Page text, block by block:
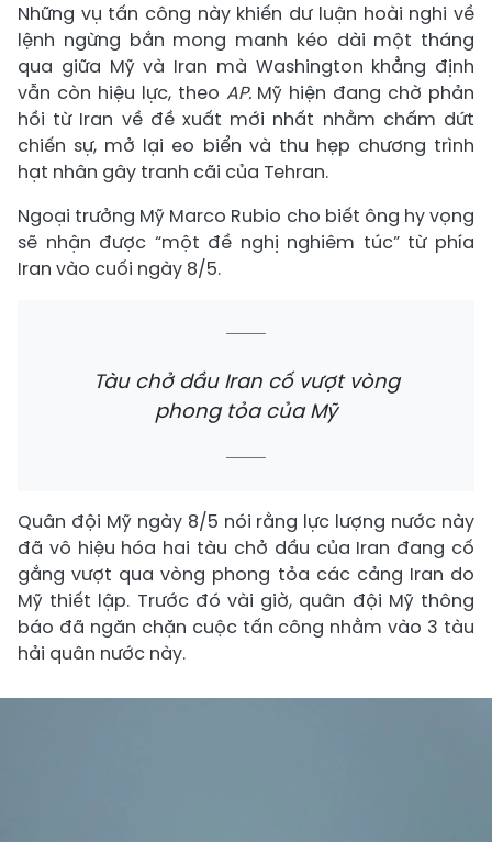
Những vụ tấn công này khiến dư luận hoài nghi về
lệnh ngừng bắn mong manh kéo dài một tháng
qua giữa Mỹ và Iran mà Washington khẳng định
vẫn còn hiệu lực, theo AP.Mỹ hiện đang chờ phản
hồi từ Iran về đề xuất mới nhất nhằm chấm dứt
chiến sự, mở lại eo biển và thu hẹp chương trình
hạt nhân gây tranh cãi của Tehran.
Ngoại trưởng Mỹ Marco Rubio cho biết ông hy vọng
sẽ nhận được “một đề nghị nghiêm túc” từ phía
Iran vào cuối ngày 8/5.
Tàu chở dầu Iran cố vượt vòng
phong tỏa của Mỹ
Quân đội Mỹ ngày 8/5 nói rằng lực lượng nước này
đã vô hiệu hóa hai tàu chở dầu của Iran đang cố
gắng vượt qua vòng phong tỏa các cảng Iran do
Mỹ thiết lập. Trước đó vài giờ, quân đội Mỹ thông
báo đã ngăn chặn cuộc tấn công nhằm vào 3 tàu
hải quân nước này.